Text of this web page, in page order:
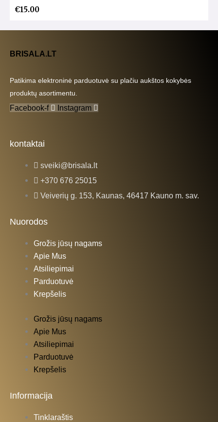
€15.00
BRISALA.LT
Patikima elektroninė parduotuvė su plačiu aukštos kokybės
produktų asortimentu.
Facebook-f Instagram
kontaktai
sveiki@brisala.lt
+370 676 25015
Veiverių g. 153, Kaunas, 46417 Kauno m. sav.
Nuorodos
Grožis jūsų nagams
Apie Mus
Atsiliepimai
Parduotuvė
Krepšelis
Grožis jūsų nagams
Apie Mus
Atsiliepimai
Parduotuvė
Krepšelis
Informacija
Tinklaraštis